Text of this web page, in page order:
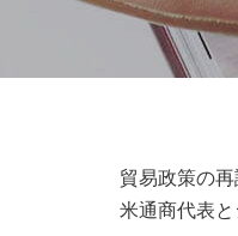
貿易政策の
米通商代表